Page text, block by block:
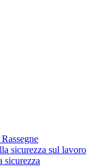
sicurezza sul lavoro
sicurezza